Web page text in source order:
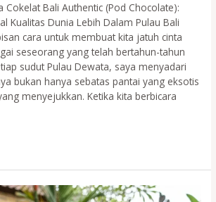
Cokelat Bali Authentic (Pod Chocolate):
Kualitas Dunia Lebih Dalam Pulau Bali
cara untuk membuat kita jatuh cinta
seseorang yang telah bertahun-tahun
sudut Pulau Dewata, saya menyadari
bukan hanya sebatas pantai yang eksotis
menyejukkan. Ketika kita berbicara